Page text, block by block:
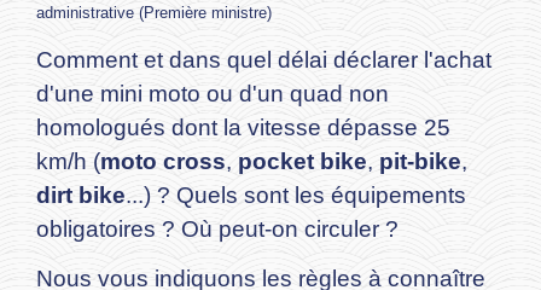
administrative (Première ministre)
Comment et dans quel délai déclarer l'achat
d'une mini moto ou d'un quad non
homologués dont la vitesse dépasse 25
km/h (moto cross, pocket bike, pit-bike,
dirt bike...) ? Quels sont les équipements
obligatoires ? Où peut-on circuler ?
Nous vous indiquons les règles à connaître